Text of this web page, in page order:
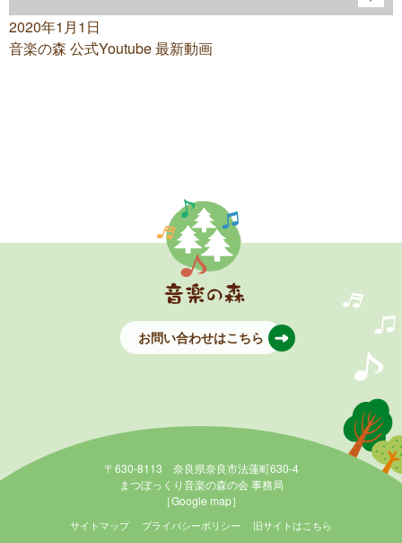
2020年1月1日
音楽の森 公式Youtube 最新動画
お問い合わせはこちら
〒630-8113 奈良県奈良市法蓮町630-4
まつぼっくり音楽の森の会 事務局
［Google map］
サイトマップ プライバシーポリシー 旧サイトはこちら